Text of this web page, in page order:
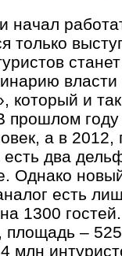
начал
только
который и
прошлом году
а в
два
Однако
есть
1300
–
млн